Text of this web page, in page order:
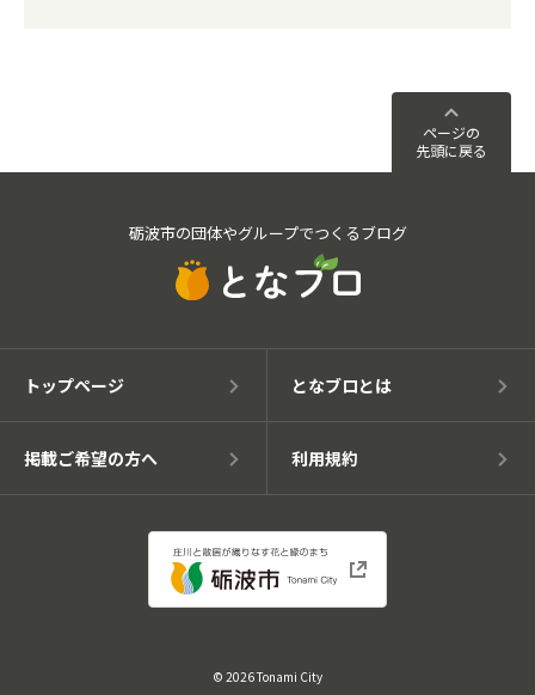
ページの
先頭に戻る
砺波市の団体やグループでつくるブログ
トップページ となブロとは
掲載ご希望の方へ 利用規約
© 2026 Tonami City